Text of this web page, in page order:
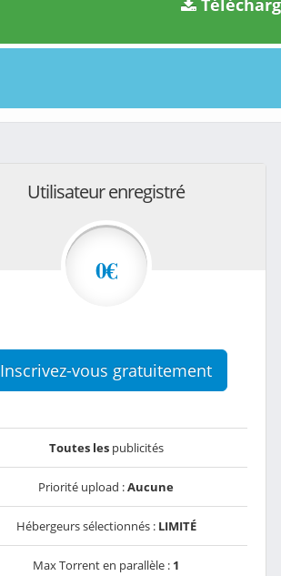
Utilisateur enregistré
0€
Inscrivez-vous gratuitement
Toutes lespublicités
Priorité upload :Aucune
Hébergeurs sélectionnés : LIMITÉ
Max Torrent en parallèle : 1